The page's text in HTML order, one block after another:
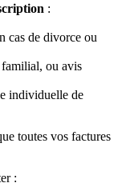
:
cas de divorce ou
ou avis
individuelle de
toutes vos factures
: